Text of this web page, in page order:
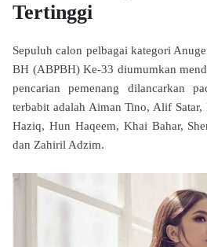
Tertinggi
Sepuluh calon pelbagai kategori
BH (ABPBH) Ke-33 diumumkan
pencarian pemenang dilancarkan
terbabit adalah Aiman Tino, Alif
Haziq, Hun Haqeem, Khai Bahar,
dan Zahiril Adzim.